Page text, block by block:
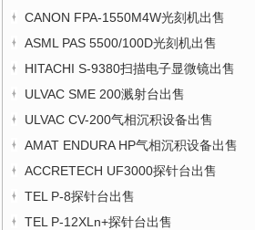
CANON FPA-1550M4W光刻机出售
ASML PAS 5500/100D光刻机出售
HITACHI S-9380扫描电子显微镜出售
ULVAC SME 200溅射台出售
ULVAC CV-200气相沉积设备出售
AMAT ENDURA HP气相沉积设备出售
ACCRETECH UF3000探针台出售
TEL P-8探针台出售
TEL P-12XLn+探针台出售